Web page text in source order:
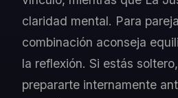
claridad mental. Para
combinación aconseja
la reflexión. Si estás
prepararte internamente